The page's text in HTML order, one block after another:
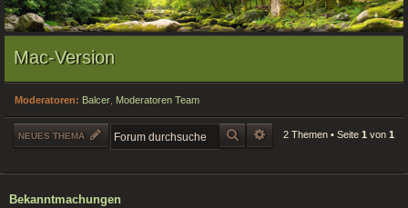
h
e
Mac-Version
Moderatoren: Balcer Moderatoren Team
NEUES THEMA SUCHE ERWEITERTE SUCHE
2 Themen • Seite 1 von 1
Bekanntmachungen